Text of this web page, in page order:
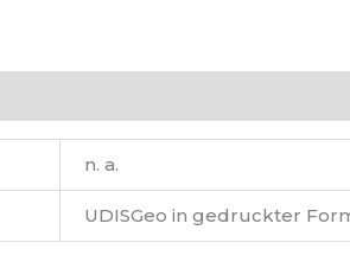
n. a.
UDISGeo in gedruckter